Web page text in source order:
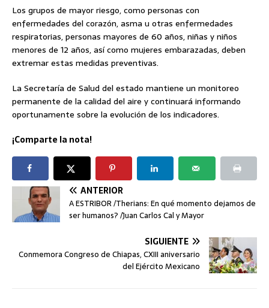
Los grupos de mayor riesgo, como personas con
enfermedades del corazón, asma u otras enfermedades
respiratorias, personas mayores de 60 años, niñas y niños
menores de 12 años, así como mujeres embarazadas, deben
extremar estas medidas preventivas.
La Secretaría de Salud del estado mantiene un monitoreo
permanente de la calidad del aire y continuará informando
oportunamente sobre la evolución de los indicadores.
¡Comparte la nota!
ANTERIOR
A ESTRIBOR /Therians: En qué momento dejamos de
ser humanos? /Juan Carlos Cal y Mayor
SIGUIENTE
Conmemora Congreso de Chiapas, CXIII aniversario
del Ejército Mexicano